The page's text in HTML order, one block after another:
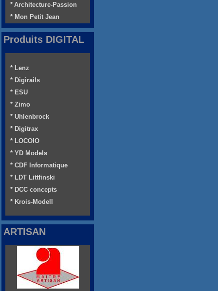
* Architecture-Passion
* Mon Petit Jean
Produits DIGITAL
* Lenz
* Digirails
* ESU
* Zimo
* Uhlenbrock
* Digitrax
* LOCOIO
* YD Models
* CDF Informatique
* LDT Littfinski
* DCC concepts
* Krois-Modell
ARTISAN